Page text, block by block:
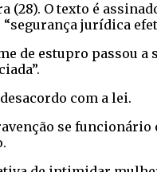
O texto é
jurídica
de estupro
com a lei.
se